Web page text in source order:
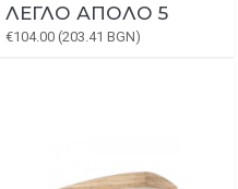
ЛЕГЛО АПОЛО 5
€104.00 (203.41 BGN)